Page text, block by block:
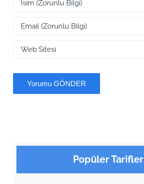
Popüler Tarifler